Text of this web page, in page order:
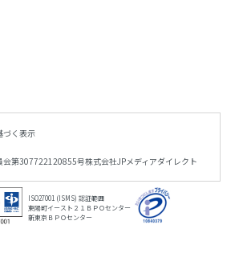
づく表示
会第307722120855号株式会社JPメディアダイレクト
ISO27001 (ISMS) 認証範囲
東陽町イースト２１ＢＰＯセンター
新東京ＢＰＯセンター